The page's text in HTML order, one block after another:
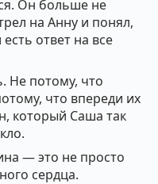
Он больше не
на Анну и понял,
ответ на все
Не потому, что
что впереди их
который Саша так
— это не просто
сердца.